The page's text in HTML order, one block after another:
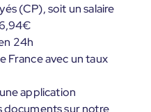
(CP), soit un salaire
24h
France avec un taux
application
documents sur notre